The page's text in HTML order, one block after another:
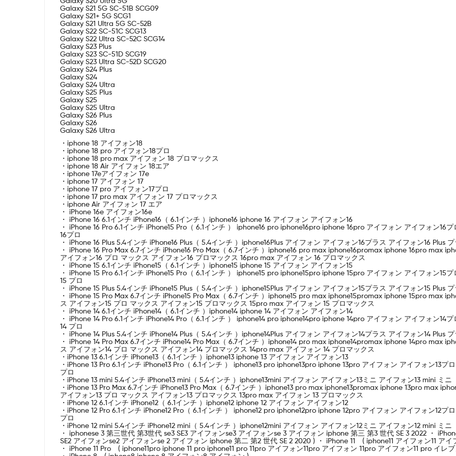
Galaxy S21 5G SC-51B SCG09
Galaxy S21+ 5G SCG1
Galaxy S21 Ultra 5G SC-52B
Galaxy S22 SC-51C SCG13
Galaxy S22 Ultra SC-52C SCG14
Galaxy S23 Plus
Galaxy S23 SC-51D SCG19
Galaxy S23 Ultra SC-52D SCG20
Galaxy S24 Plus
Galaxy S24
Galaxy S24 Ultra
Galaxy S25 Plus
Galaxy S25
Galaxy S25 Ultra
Galaxy S26 Plus
Galaxy S26
Galaxy S26 Ultra
・iphone 18 アイフォン18
・iphone 18 pro アイフォン18プロ
・iphone 18 pro max アイフォン 18 プロマックス
・iphone 18 Air アイフォン 18エア
・iphone 17eアイフォン 17e
・iphone 17 アイフォン 17
・iphone 17 pro アイフォン17プロ
・iphone 17 pro max アイフォン 17 プロマックス
・iphone Air アイフォン 17 エア
・ iPhone 16e アイフォン16e
・ iPhone 16 6.1インチ iPhone16（ 6.1インチ ）iphone16 iphone 16 アイフォン アイフォン16
・ iPhone 16 Pro 6.1インチ iPhone15 Pro（ 6.1インチ ） iphone16 pro iphone16pro iphone 16pro アイフォン アイフォン16
16プロ
・ iPhone 16 Plus 5.4インチ iPhone16 Plus（ 5.4インチ ）iphone16Plus アイフォン アイフォン16プラス アイフォン16 Plus プ
・ iPhone 16 Pro Max 6.7インチ iPhone16 Pro Max（ 6.7インチ ）iphone16 pro max iphone16promax iphone 16pro max
アイフォン16 プロ マックス アイフォン16 プロマックス 16pro max アイフォン 16 プロマックス
・ iPhone 15 6.1インチ iPhone15（ 6.1インチ ）iphone15 iphone 15 アイフォン アイフォン15
・ iPhone 15 Pro 6.1インチ iPhone15 Pro（ 6.1インチ ） iphone15 pro iphone15pro iphone 15pro アイフォン アイフォン15
15 プロ
・ iPhone 15 Plus 5.4インチ iPhone15 Plus（ 5.4インチ ）iphone15Plus アイフォン アイフォン15プラス アイフォン15 Plus プ
・ iPhone 15 Pro Max 6.7インチ iPhone15 Pro Max（ 6.7インチ ）iphone15 pro max iphone15promax iphone 15pro max
ス アイフォン15 プロ マックス アイフォン15 プロマックス 15pro max アイフォン 15 プロマックス
・ iPhone 14 6.1インチ iPhone14（ 6.1インチ ）iphone14 iphone 14 アイフォン アイフォン14
・ iPhone 14 Pro 6.1インチ iPhone14 Pro（ 6.1インチ ） iphone14 pro iphone14pro iphone 14pro アイフォン アイフォン14
14 プロ
・ iPhone 14 Plus 5.4インチ iPhone14 Plus（ 5.4インチ ）iphone14Plus アイフォン アイフォン14プラス アイフォン14 Plus プ
・ iPhone 14 Pro Max 6.7インチ iPhone14 Pro Max（ 6.7インチ ）iphone14 pro max iphone14promax iphone 14pro max
ス アイフォン14 プロ マックス アイフォン14 プロマックス 14pro max アイフォン 14 プロマックス
・iPhone 13 6.1インチ iPhone13（ 6.1インチ ）iphone13 iphone 13 アイフォン アイフォン13
・iPhone 13 Pro 6.1インチ iPhone13 Pro（ 6.1インチ ） iphone13 pro iphone13pro iphone 13pro アイフォン アイフォン13プ
プロ
・iPhone 13 mini 5.4インチ iPhone13 mini（ 5.4インチ ）iphone13mini アイフォン アイフォン13ミニ アイフォン13 mini ミニ
・iPhone 13 Pro Max 6.7インチ iPhone13 Pro Max（ 6.7インチ ）iphone13 pro max iphone13promax iphone 13pro max
アイフォン13 プロ マックス アイフォン13 プロマックス 13pro max アイフォン 13 プロマックス
・iPhone 12 6.1インチ iPhone12（ 6.1インチ ）iphone12 iphone 12 アイフォン アイフォン12
・iPhone 12 Pro 6.1インチ iPhone12 Pro（ 6.1インチ ） iphone12 pro iphone12pro iphone 12pro アイフォン アイフォン12プ
プロ
・iPhone 12 mini 5.4インチ iPhone12 mini（ 5.4インチ ）iphone12mini アイフォン アイフォン12ミニ アイフォン12 mini ミニ
・ iphonese 3 第三世代 第3世代 se3 SE3 アイフォンse3 アイフォンse 3 アイフォン iphone 第三 第3 世代 SE 3 2022 ・
SE2 アイフォンse2 アイフォンse 2 アイフォン iphone 第二 第2 世代 SE 2 2020 ) ・ iPhone 11 ( iphone11 アイフォン11 アイ
・ iPhone 11 Pro ( iphone11pro iphone 11 pro iphone11 pro 11pro アイフォン11pro アイフォン 11pro アイフォン11 pro イレ